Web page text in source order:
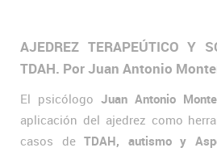
AJEDREZ TERAPEÚTICO Y
TDAH. Por Juan Antonio
El psicólogo Juan Antonio
aplicación del ajedrez como
casos de TDAH, autismo y